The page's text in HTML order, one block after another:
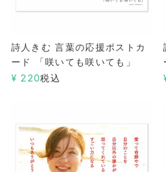
詩人きむ 言葉の応援ポストカ
ード 「咲いても咲いても」
¥ 220税込